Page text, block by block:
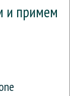
и примем